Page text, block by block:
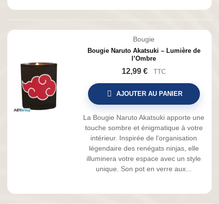
Bougie
Bougie Naruto Akatsuki – Lumière de
l’Ombre
12,99 € TTC
AJOUTER AU PANIER
La Bougie Naruto Akatsuki apporte une
touche sombre et énigmatique à votre
intérieur. Inspirée de l’organisation
légendaire des renégats ninjas, elle
illuminera votre espace avec un style
unique. Son pot en verre aux...